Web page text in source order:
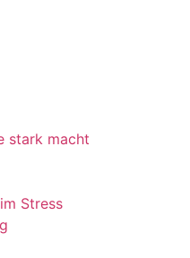
stark macht
Stress